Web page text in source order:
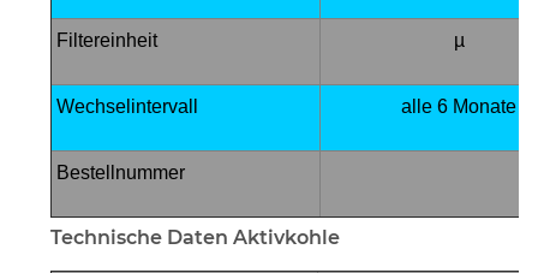
Filtereinheit µ
Wechselintervall alle 6 Monate
Bestellnummer
Technische Daten Aktivkohle